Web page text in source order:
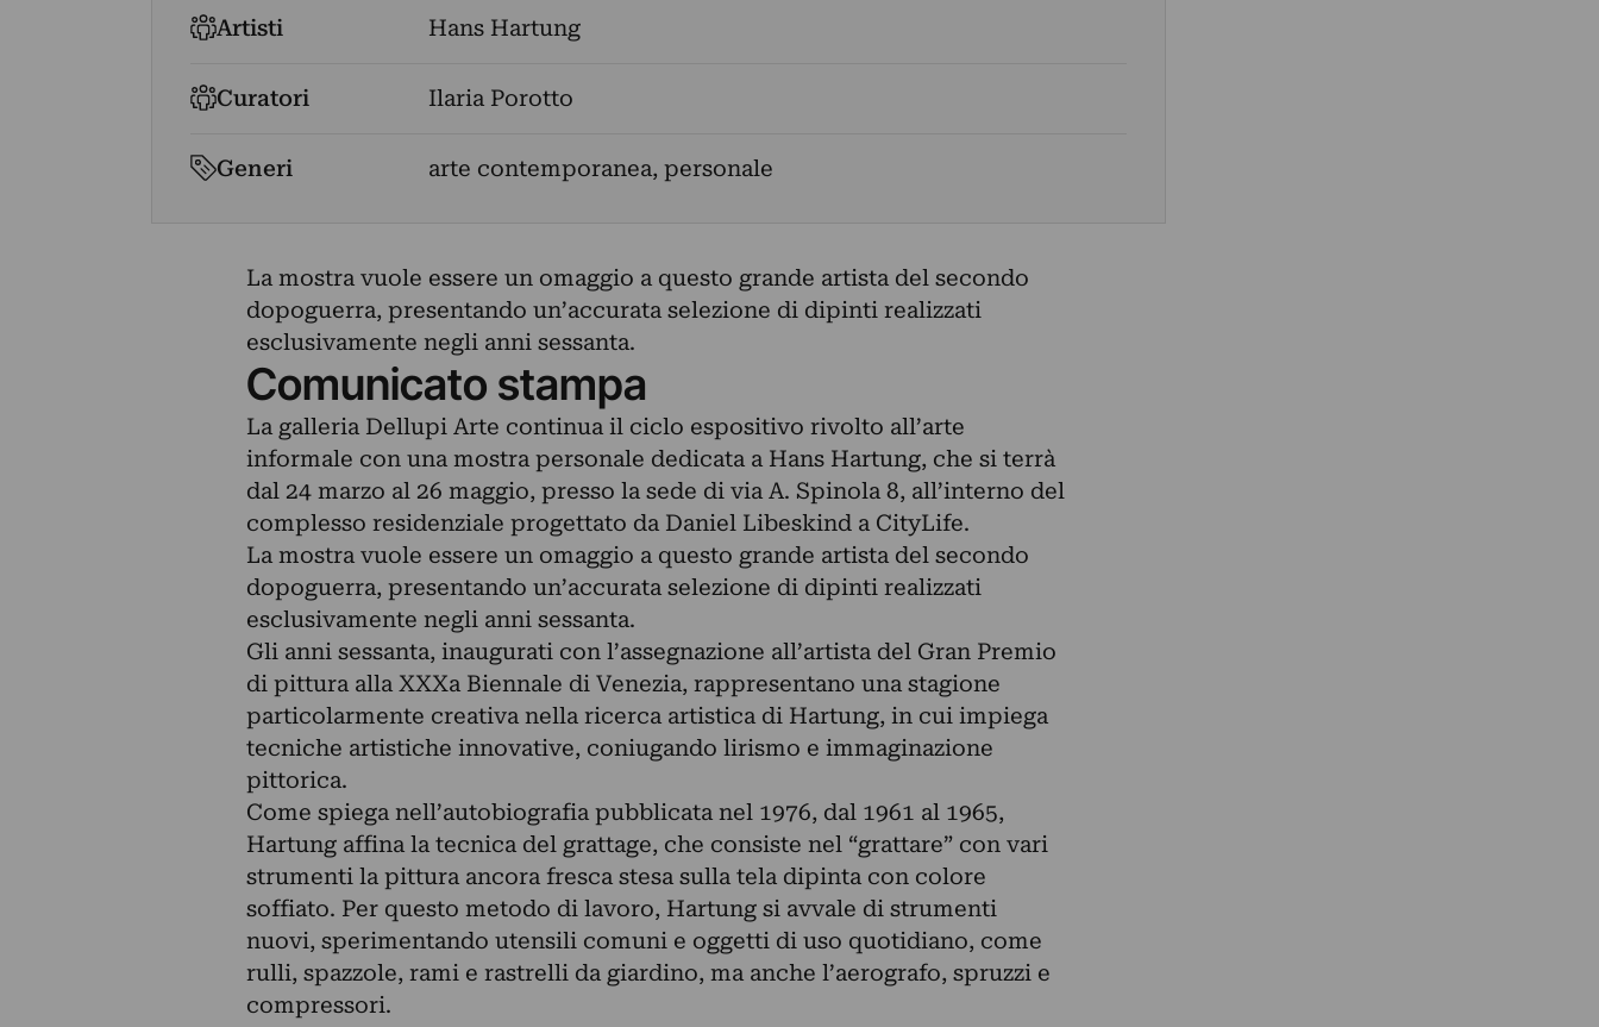
Artisti Hans Hartung
Curatori Ilaria Porotto
Generi arte contemporanea, personale
La mostra vuole essere un omaggio a questo grande artista del secondo
dopoguerra, presentando un’accurata selezione di dipinti realizzati
esclusivamente negli anni sessanta.
Comunicato stampa
La galleria Dellupi Arte continua il ciclo espositivo rivolto all’arte
informale con una mostra personale dedicata a Hans Hartung, che si terrà
dal 24 marzo al 26 maggio, presso la sede di via A. Spinola 8, all’interno del
complesso residenziale progettato da Daniel Libeskind a CityLife.
La mostra vuole essere un omaggio a questo grande artista del secondo
dopoguerra, presentando un’accurata selezione di dipinti realizzati
esclusivamente negli anni sessanta.
Gli anni sessanta, inaugurati con l’assegnazione all’artista del Gran Premio
di pittura alla XXXa Biennale di Venezia, rappresentano una stagione
particolarmente creativa nella ricerca artistica di Hartung, in cui impiega
tecniche artistiche innovative, coniugando lirismo e immaginazione
pittorica.
Come spiega nell’autobiografia pubblicata nel 1976, dal 1961 al 1965,
Hartung affina la tecnica del grattage, che consiste nel “grattare” con vari
strumenti la pittura ancora fresca stesa sulla tela dipinta con colore
soffiato. Per questo metodo di lavoro, Hartung si avvale di strumenti
nuovi, sperimentando utensili comuni e oggetti di uso quotidiano, come
rulli, spazzole, rami e rastrelli da giardino, ma anche l’aerografo, spruzzi e
compressori.